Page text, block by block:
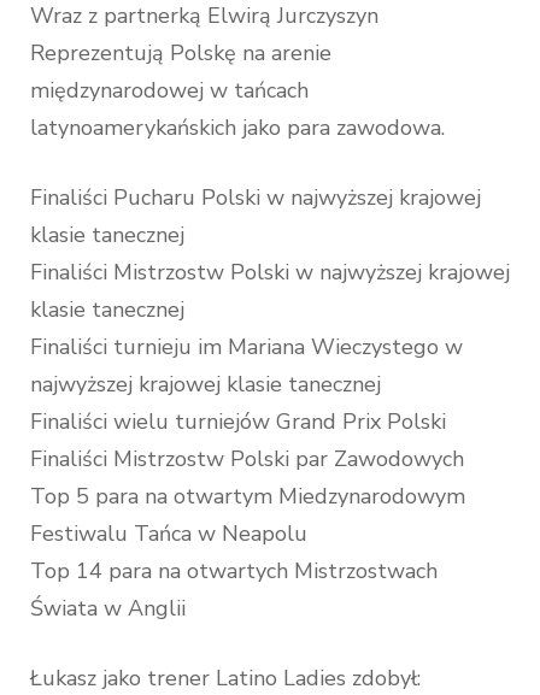
Wraz z partnerką Elwirą Jurczyszyn
Reprezentują Polskę na arenie
międzynarodowej w tańcach
latynoamerykańskich jako para zawodowa.
Finaliści Pucharu Polski w najwyższej krajowej
klasie tanecznej
Finaliści Mistrzostw Polski w najwyższej krajowej
klasie tanecznej
Finaliści turnieju im Mariana Wieczystego w
najwyższej krajowej klasie tanecznej
Finaliści wielu turniejów Grand Prix Polski
Finaliści Mistrzostw Polski par Zawodowych
Top 5 para na otwartym Miedzynarodowym
Festiwalu Tańca w Neapolu
Top 14 para na otwartych Mistrzostwach
Świata w Anglii
Łukasz jako trener Latino Ladies zdobył: